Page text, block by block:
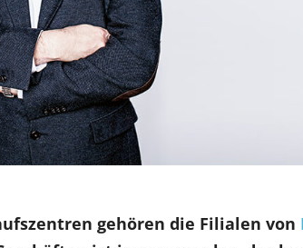
gehören die Filialen von